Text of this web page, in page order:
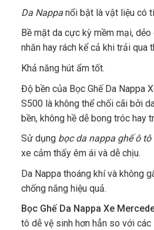
Da Nappanổi bật là vật liệu có
Bề mặt da cực kỳ mềm mại,
nhăn hay rách kể cả khi trải qua
Khả năng hút ẩm tốt.
Độ bền của Bọc Ghế Da Nappa
S500 là không thể chối cãi bởi
bền, không hề dễ bong tróc hay
Sử dụng bọc da nappa ghế ô tô
xe cảm thấy êm ái và dễ chịu.
Da Nappa thoáng khí và không
chống nắng hiệu quả.
Bọc Ghế Da Nappa Xe
tô dễ vệ sinh hơn hẳn so với